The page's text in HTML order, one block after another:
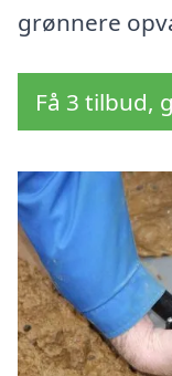
grønnere
Få 3 tilbud,